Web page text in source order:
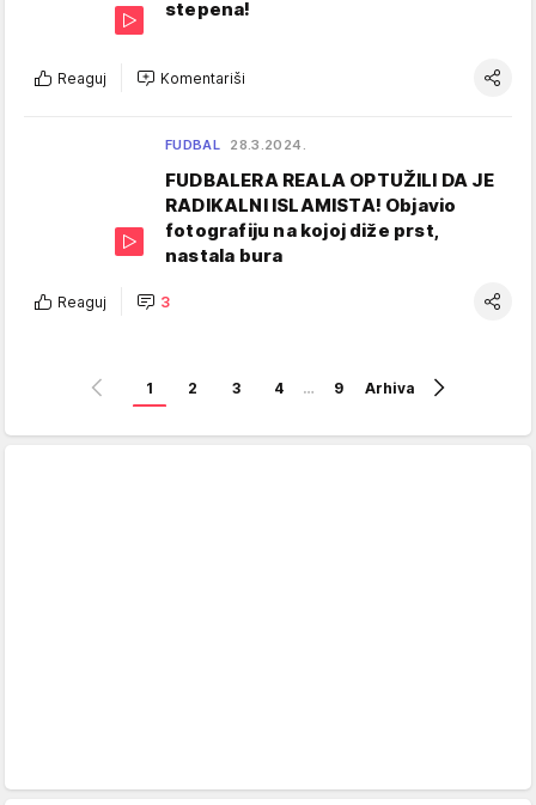
stepena!
Reaguj Komentariši
FUDBAL 28.3.2024.
FUDBALERA REALA OPTUŽILI DA JE
RADIKALNI ISLAMISTA! Objavio
fotografiju na kojoj diže prst,
nastala bura
Reaguj 3
1 2 3 4 … 9 Arhiva